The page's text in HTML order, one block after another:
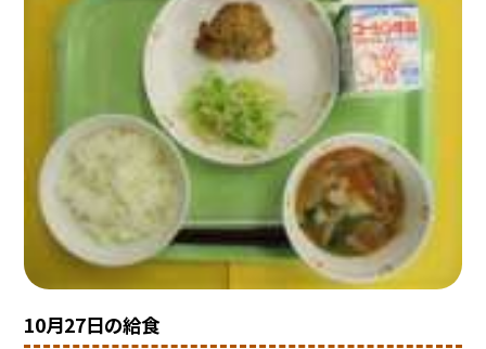
10月27日の給食